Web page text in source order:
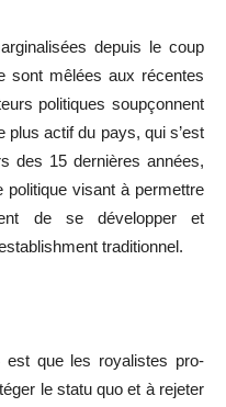
depuis le coup
sont mêlées aux récentes
politiques soupçonnent
plus actif du pays, qui s’est
des 15 dernières années,
politique visant à permettre
de se développer et
traditionnel.
est que les royalistes pro-
le statu quo et à rejeter